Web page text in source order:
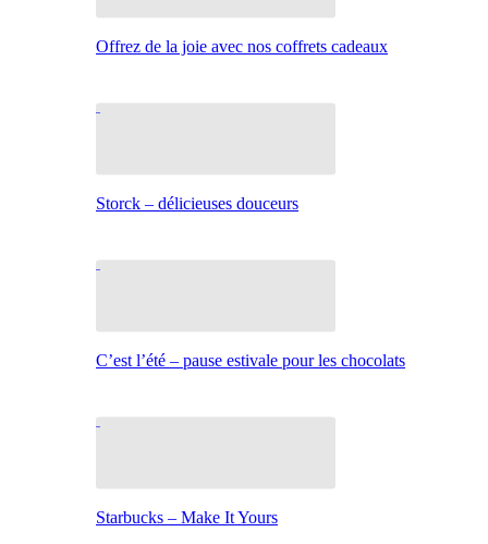
Offrez de la joie avec nos coffrets cadeaux
Storck – délicieuses douceurs
C’est l’été – pause estivale pour les chocolats
Starbucks – Make It Yours